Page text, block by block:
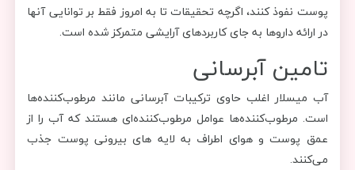
پوست نفوذ کنند، اگرچه تحقیقات تا به امروز فقط بر توانایی آنها
در ارائه داروها به جای کاربردهای آرایشی متمرکز شده است.
تامین آبرسانی
آب میسلار اغلب حاوی ترکیبات آبرسانی مانند مرطوب‌کننده‌ها
است. مرطوب‌کننده‌ها عوامل مرطوب‌کننده‌ای هستند که آب را از
عمق پوست و هوای اطراف به لایه های بیرونی پوست جذب
می‌کنند.